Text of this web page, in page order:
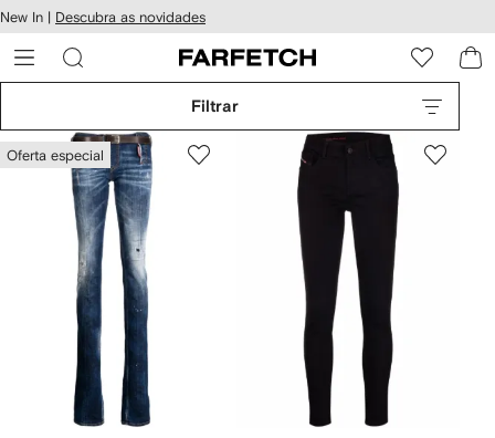
o
New In | Descubra as novidades
Filtrar
Oferta especial